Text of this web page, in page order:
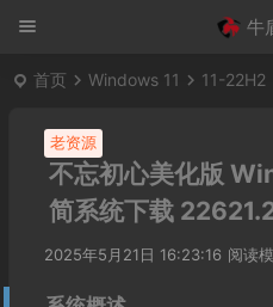
牛
首页 Windows 11 11-22H2
不忘初心美化版
简系统下载
老资源
2025年5月21日 16:23:16 阅读